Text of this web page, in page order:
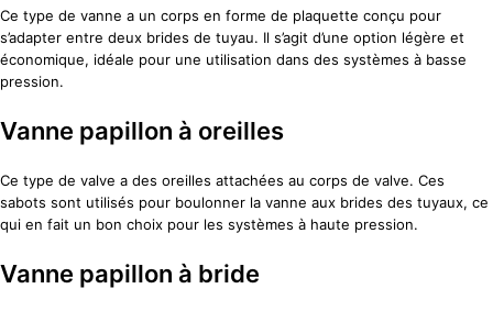
Ce type de vanne a un corps en forme de plaquette conçu pour
s’adapter entre deux brides de tuyau. Il s’agit d’une option légère et
économique, idéale pour une utilisation dans des systèmes à basse
pression.
Vanne papillon à oreilles
Ce type de valve a des oreilles attachées au corps de valve. Ces
sabots sont utilisés pour boulonner la vanne aux brides des tuyaux, ce
qui en fait un bon choix pour les systèmes à haute pression.
Vanne papillon à bride